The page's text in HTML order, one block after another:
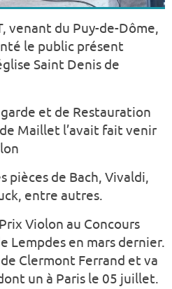
venant du Puy-de-Dôme,
le public présent
Saint Denis de
et de Restauration
Maillet l’avait fait venir
pièces de Bach, Vivaldi,
entre autres.
Prix Violon au Concours
Lempdes en mars dernier.
Clermont Ferrand et va
un à Paris le 05 juillet.